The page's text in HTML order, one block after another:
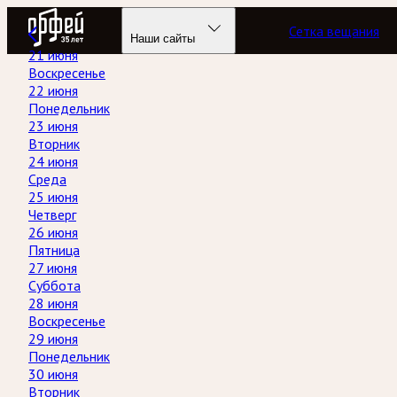
Радио Орфей
Наши сайты Сетка вещания
21 июня
Воскресенье
22 июня
Понедельник
23 июня
Вторник
24 июня
Среда
25 июня
Четверг
26 июня
Пятница
27 июня
Суббота
28 июня
Воскресенье
29 июня
Понедельник
30 июня
Вторник